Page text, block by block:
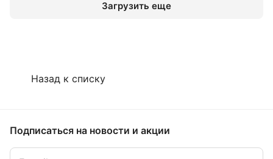
Загрузить еще
Назад к списку
Подписаться на новости и акции